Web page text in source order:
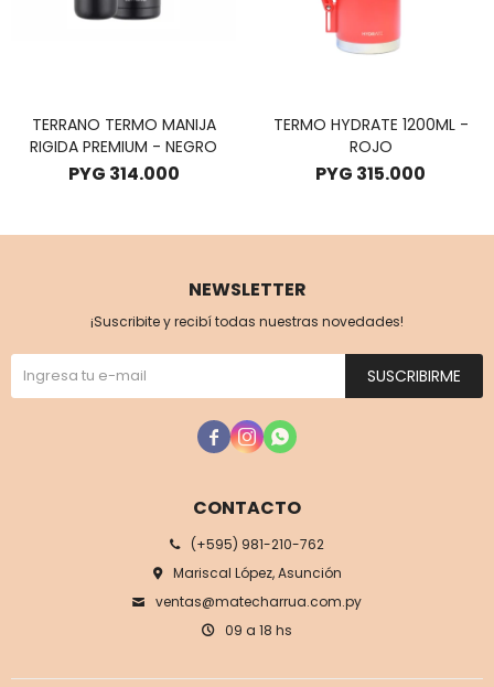
TERRANO TERMO MANIJA
RIGIDA PREMIUM - NEGRO
PYG 314.000
TERMO HYDRATE 1200ML -
ROJO
PYG 315.000
CONTACTO
(+595) 981-210-762
Mariscal López, Asunción
ventas@matecharrua.com.py
09 a 18 hs
NEWSLETTER
¡Suscribite y recibí todas nuestras novedades!
SUSCRIBIRME
  